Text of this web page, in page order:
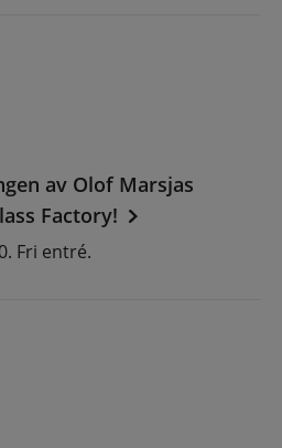
av Olof Marsjas
Factory!
Fri entré.